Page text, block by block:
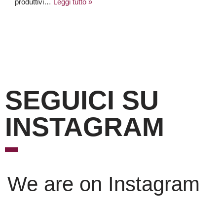
produttivi… Leggi tutto »
SEGUICI SU
INSTAGRAM
We are on Instagram